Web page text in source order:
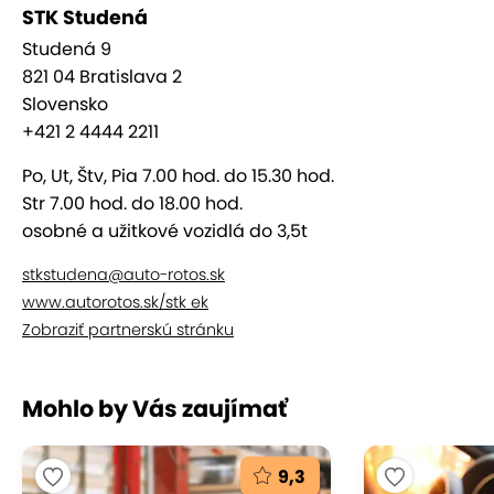
skontrolujte funkčnosť znižovania predných
svetlometov,
kontrola bŕzd,
kontrola prednej nápravy a riadenia,
dezénu je pre letné pneumatiky min. 1,6 mm
a pre zimné min. 3 mm), rozmer pneumatík
musí byť taký ako je zapísané v osvedčenie o
evidencii vozidla
zasklenie vozidla (prasknuté predné sklo, na
prednom skle a predných bočných sklách
Tu sa totiž chyby zistené pri technických kontrolách
prejavujú najčastejšie.
STK Studená
Studená 9
821 04 Bratislava 2
Slovensko
+421 2 4444 2211
Po, Ut, Štv, Pia 7.00 hod. do 15.30 hod.
Str 7.00 hod. do 18.00 hod.
osobné a užitkové vozidlá do 3,5t
stkstudena@auto-rotos.sk
www.autorotos.sk/stk ek
Zobraziť partnerskú stránku
Mohlo by Vás zaujímať
9,3